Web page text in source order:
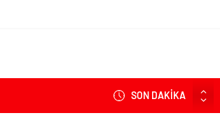
SON DAKİKA